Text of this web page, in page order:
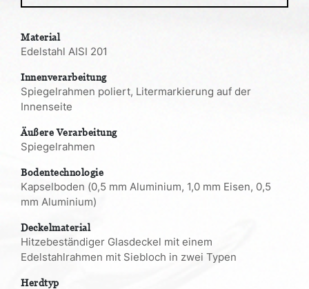
Material
Edelstahl AISI 201
Innenverarbeitung
Spiegelrahmen poliert, Litermarkierung auf der
Innenseite
Äußere Verarbeitung
Spiegelrahmen
Bodentechnologie
Kapselboden (0,5 mm Aluminium, 1,0 mm Eisen, 0,5
mm Aluminium)
Deckelmaterial
Hitzebeständiger Glasdeckel mit einem
Edelstahlrahmen mit Siebloch in zwei Typen
Herdtyp